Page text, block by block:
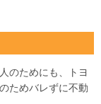
のためにも、トヨ
ためバレずに不動